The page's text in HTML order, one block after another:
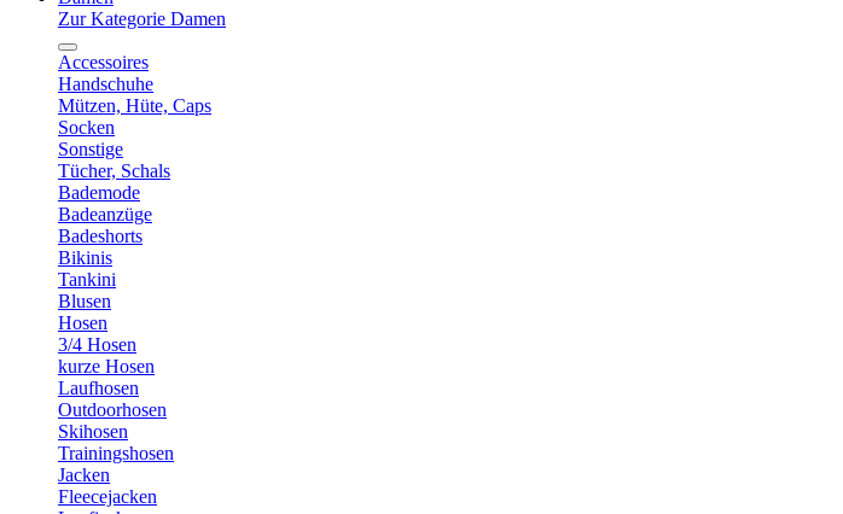
Zur Kategorie Damen
Accessoires
Handschuhe
Mützen, Hüte, Caps
Socken
Sonstige
Tücher, Schals
Bademode
Badeanzüge
Badeshorts
Bikinis
Tankini
Blusen
Hosen
3/4 Hosen
kurze Hosen
Laufhosen
Outdoorhosen
Skihosen
Trainingshosen
Jacken
Fleecejacken